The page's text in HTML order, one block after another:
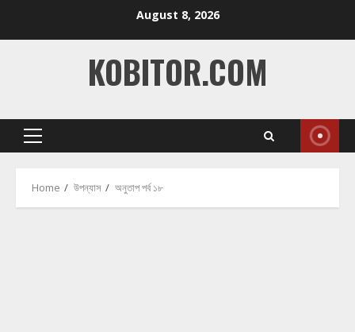
August 8, 2026
KOBITOR.COM
Primary
Home উপন্যাস অনুতাপ পর্ব ১৮